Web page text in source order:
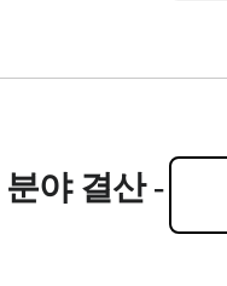
야 결산 -